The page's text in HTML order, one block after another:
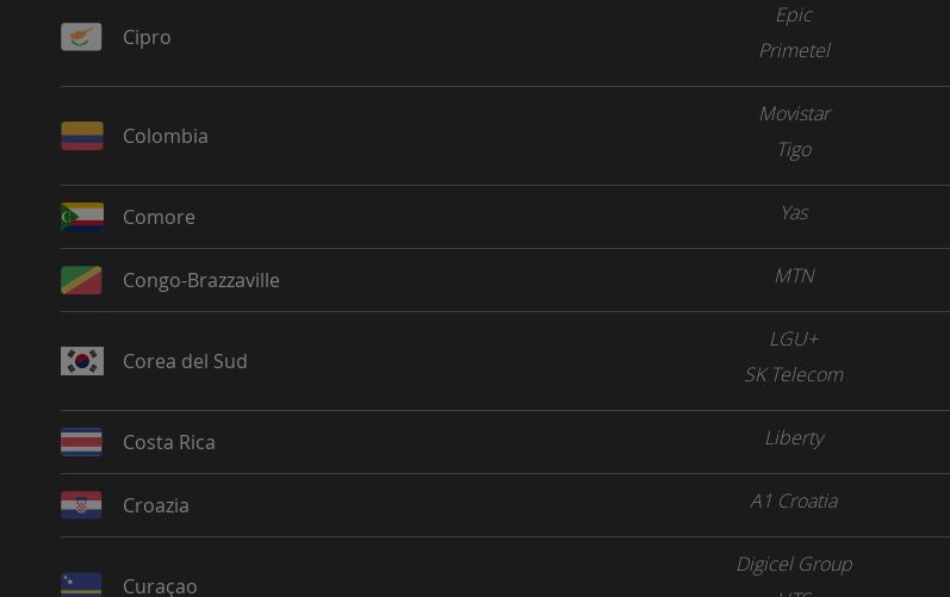
Cipro
Epic
Primetel
Colombia
Movistar
Tigo
Comore Yas
Congo-Brazzaville MTN
Corea del Sud
LGU+
SK Telecom
Costa Rica Liberty
Croazia A1 Croatia
Curaçao
Digicel Group